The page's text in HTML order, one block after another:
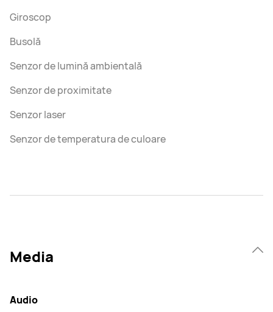
Giroscop
Busolă
Senzor de lumină ambientală
Senzor de proximitate
Senzor laser
Senzor de temperatura de culoare
Media
Audio